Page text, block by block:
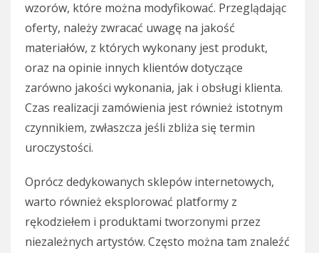
wzorów, które można modyfikować. Przeglądając
oferty, należy zwracać uwagę na jakość
materiałów, z których wykonany jest produkt,
oraz na opinie innych klientów dotyczące
zarówno jakości wykonania, jak i obsługi klienta.
Czas realizacji zamówienia jest również istotnym
czynnikiem, zwłaszcza jeśli zbliża się termin
uroczystości.
Oprócz dedykowanych sklepów internetowych,
warto również eksplorować platformy z
rękodziełem i produktami tworzonymi przez
niezależnych artystów. Często można tam znaleźć